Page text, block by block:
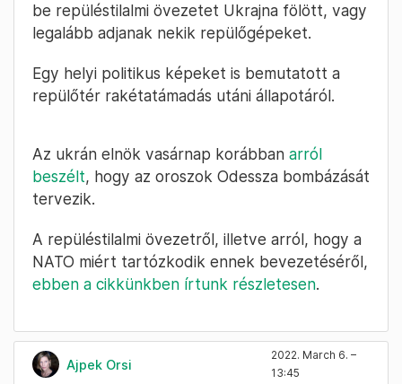
be repüléstilalmi övezetet Ukrajna fölött, vagy
legalább adjanak nekik repülőgépeket.
Egy helyi politikus képeket is bemutatott a
repülőtér rakétatámadás utáni állapotáról.
Az ukrán elnök vasárnap korábban arról
beszélt, hogy az oroszok Odessza bombázását
tervezik.
A repüléstilalmi övezetről, illetve arról, hogy a
NATO miért tartózkodik ennek bevezetéséről,
ebben a cikkünkben írtunk részletesen.
Ajpek Orsi
2022. March 6. –
13:45